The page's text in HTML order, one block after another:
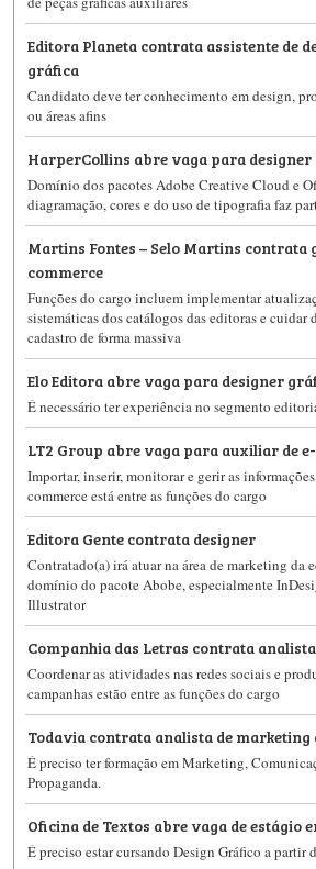
Editora Planeta contrata assistente de
gráfica
Candidato deve ter conhecimento em design,
ou áreas afins
HarperCollins abre vaga para designer
Domínio dos pacotes Adobe Creative Cloud e
diagramação, cores e do uso de tipografia faz
Martins Fontes – Selo Martins contrata
commerce
Funções do cargo incluem implementar
sistemáticas dos catálogos das editoras e cuidar
cadastro de forma massiva
Elo Editora abre vaga para designer
É necessário ter experiência no segmento
LT2 Group abre vaga para auxiliar de
Importar, inserir, monitorar e gerir as
commerce está entre as funções do cargo
Editora Gente contrata designer
Contratado(a) irá atuar na área de marketing da
domínio do pacote Abobe, especialmente
Illustrator
Companhia das Letras contrata
Coordenar as atividades nas redes sociais e
campanhas estão entre as funções do cargo
Todavia contrata analista de marketing
É preciso ter formação em Marketing,
Propaganda.
Oficina de Textos abre vaga de estágio
É preciso estar cursando Design Gráfico a partir